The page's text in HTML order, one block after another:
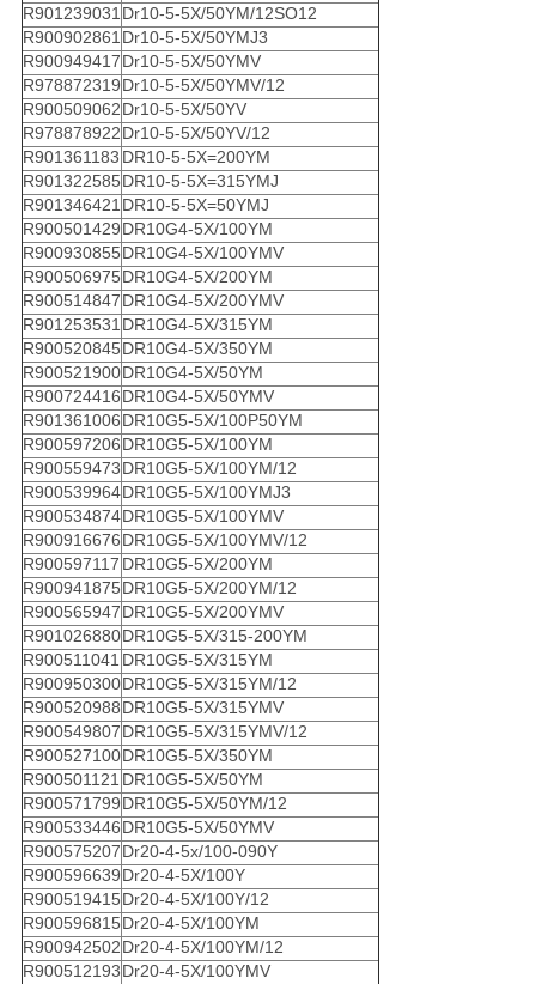
R901239031 Dr10-5-5X/50YM/12SO12
R900902861 Dr10-5-5X/50YMJ3
R900949417Dr10-5-5X/50YMV
R978872319Dr10-5-5X/50YMV/12
R900509062Dr10-5-5X/50YV
R978878922Dr10-5-5X/50YV/12
R901361183 DR10-5-5X=200YM
R901322585DR10-5-5X=315YMJ
R901346421 DR10-5-5X=50YMJ
R900501429DR10G4-5X/100YM
R900930855DR10G4-5X/100YMV
R900506975DR10G4-5X/200YM
R900514847DR10G4-5X/200YMV
R901253531 DR10G4-5X/315YM
R900520845DR10G4-5X/350YM
R900521900DR10G4-5X/50YM
R900724416DR10G4-5X/50YMV
R901361006DR10G5-5X/100P50YM
R900597206DR10G5-5X/100YM
R900559473DR10G5-5X/100YM/12
R900539964DR10G5-5X/100YMJ3
R900534874DR10G5-5X/100YMV
R900916676DR10G5-5X/100YMV/12
R900597117 DR10G5-5X/200YM
R900941875DR10G5-5X/200YM/12
R900565947DR10G5-5X/200YMV
R901026880DR10G5-5X/315-200YM
R900511041 DR10G5-5X/315YM
R900950300DR10G5-5X/315YM/12
R900520988DR10G5-5X/315YMV
R900549807DR10G5-5X/315YMV/12
R900527100DR10G5-5X/350YM
R900501121 DR10G5-5X/50YM
R900571799DR10G5-5X/50YM/12
R900533446DR10G5-5X/50YMV
R900575207Dr20-4-5x/100-090Y
R900596639Dr20-4-5X/100Y
R900519415Dr20-4-5X/100Y/12
R900596815Dr20-4-5X/100YM
R900942502Dr20-4-5X/100YM/12
R900512193Dr20-4-5X/100YMV